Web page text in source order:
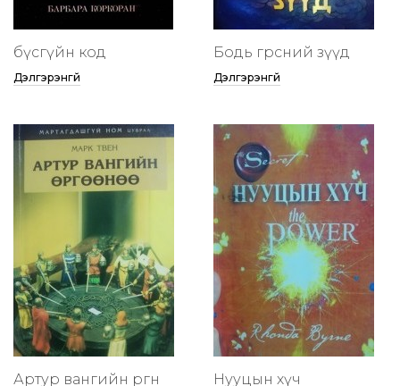
бүсгүйн код
Дэлгэрэнгүй
Бодь гөрөөсний зүүд
Дэлгэрэнгүй
Артур вангийн өргөөнөө Нууцын хүч